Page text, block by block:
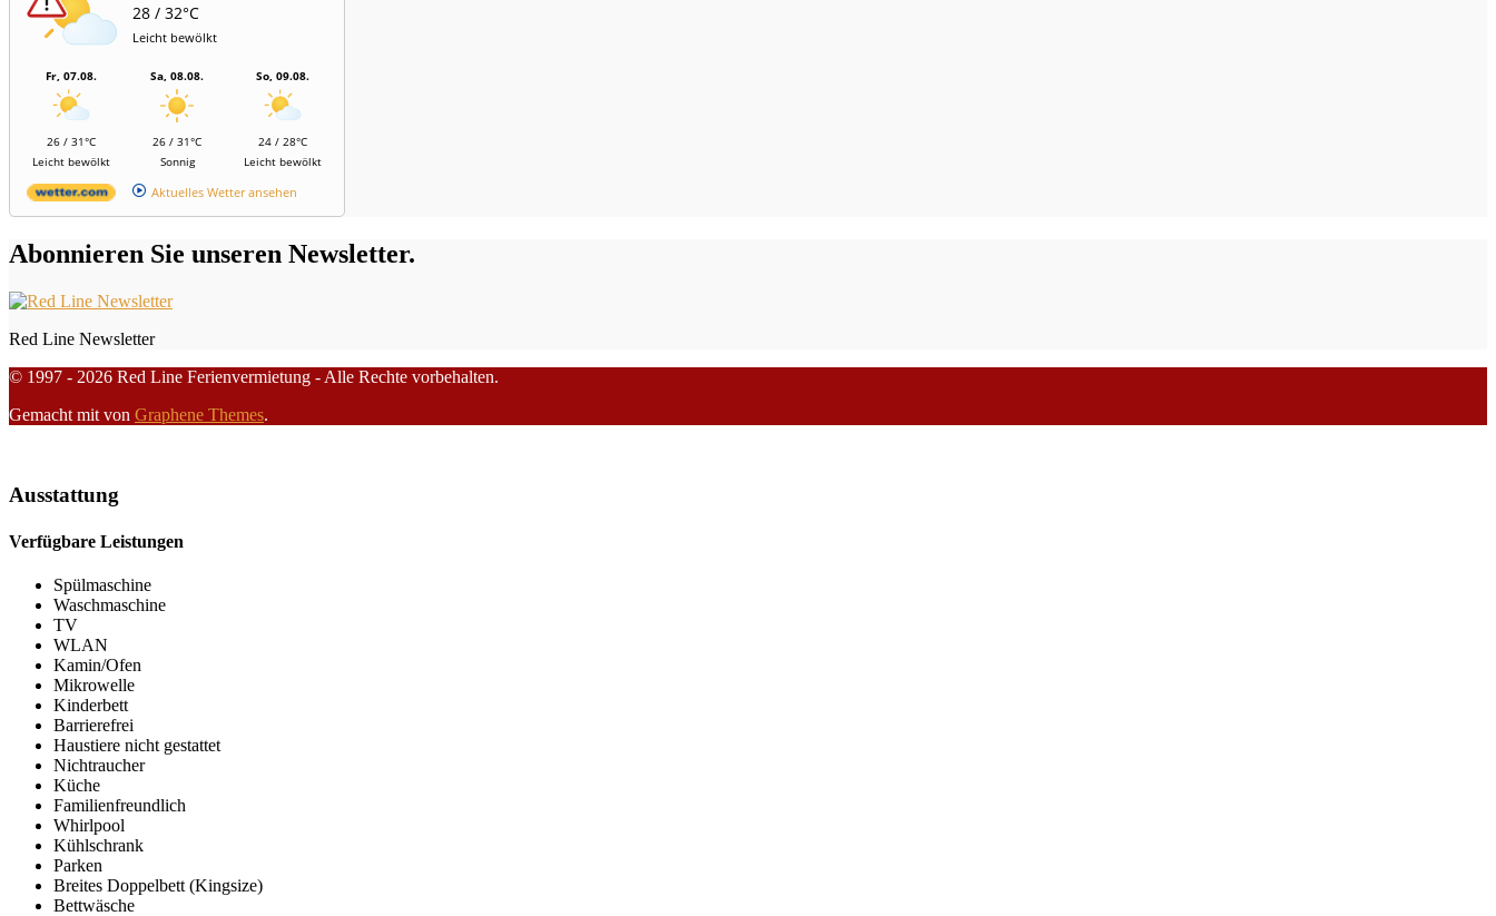
28 / 32°C
Leicht bewölkt
Fr, 07.08.
26 / 31°C
Leicht bewölkt
Sa, 08.08.
26 / 31°C
Sonnig
So, 09.08.
24 / 28°C
Leicht bewölkt
Aktuelles Wetter ansehen
Abonnieren Sie unseren Newsletter.
Red Line Newsletter
© 1997 - 2026 Red Line Ferienvermietung - Alle Rechte vorbehalten.
Gemacht mit von Graphene Themes.
Ausstattung
Verfügbare Leistungen
Spülmaschine
Waschmaschine
TV
WLAN
Kamin/Ofen
Mikrowelle
Kinderbett
Barrierefrei
Haustiere nicht gestattet
Nichtraucher
Küche
Familienfreundlich
Whirlpool
Kühlschrank
Parken
Breites Doppelbett (Kingsize)
Bettwäsche